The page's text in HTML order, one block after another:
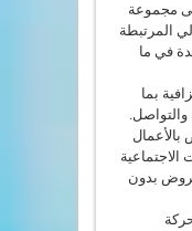
مجموعة
المرتبطة
في ما
بما
والتواصل.
بدون